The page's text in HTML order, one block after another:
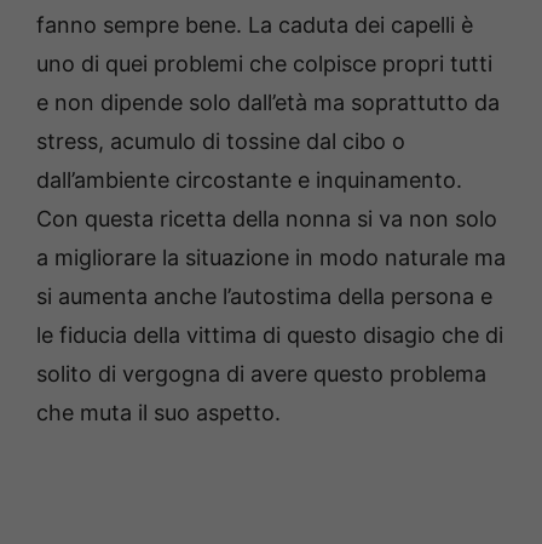
fanno sempre bene. La caduta dei capelli è
uno di quei problemi che colpisce propri tutti
e non dipende solo dall’età ma soprattutto da
stress, acumulo di tossine dal cibo o
dall’ambiente circostante e inquinamento.
Con questa ricetta della nonna si va non solo
a migliorare la situazione in modo naturale ma
si aumenta anche l’autostima della persona e
le fiducia della vittima di questo disagio che di
solito di vergogna di avere questo problema
che muta il suo aspetto.